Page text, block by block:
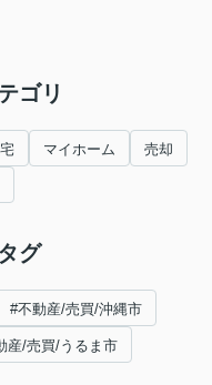
ゴリ
マイホーム 売却
グ
#不動産/売買/沖縄市
産/売買/うるま市